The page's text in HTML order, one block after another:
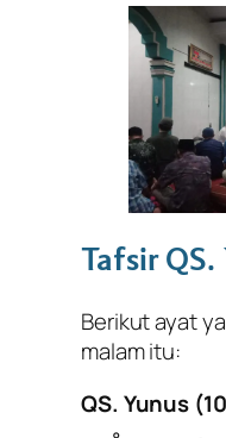
Tafsir
Berikut ayat
malam itu:
QS. Yunus